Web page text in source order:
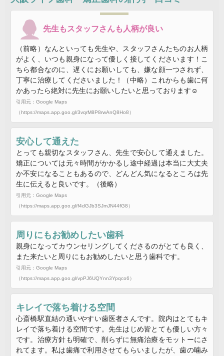
先生もスタッフさんも人柄が良い
（前略）なんといっても先生や、スタッフさんたちのお人柄
がよく、いつも親身になって優しく接してくださいます！こ
ちら都合なのに、遅くにお願いしても、嫌な顔一つされず、
丁寧に治療してくださいました！（中略）これからも歯に何
かあったら絶対に先生にお願いしたいと思っております☺︎
引用元：Google Maps
（https://maps.app.goo.gl/3vqrM8P8rwAnQ8Ho8）
安心して通えた
とっても親切なスタッフさん、先生で安心して通えました。
矯正については元々時間がかかるし途中経過は本当に大丈夫
か不安になることもあるので、どんどん気になるところは先
生に伝えると良いです。（後略）
引用元：Google Maps
（https://maps.app.goo.gl/f4dGJb3SJmJN44fG8）
周りにもお勧めしたい歯科
親身になってカウンセリングしてくださるのがとても良く、
また来たいと周りにもお勧めしたいと思う歯科です。
引用元：Google Maps
（https://maps.app.goo.gl/vpPJ6UQYnn3Ypqco6）
キレイで落ち着ける空間
心斎橋駅直結の通いやすい歯医者さんです。院内はとてもキ
レイで落ち着ける空間です。先生はじめ皆とても優しい方々
です。治療方針も明確で、削らずに無痛治療をモットーにさ
れてます。私は歯痛で利用させてもらいましたが、歯の噛み